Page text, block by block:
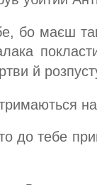
бо маєш
й
до тебе